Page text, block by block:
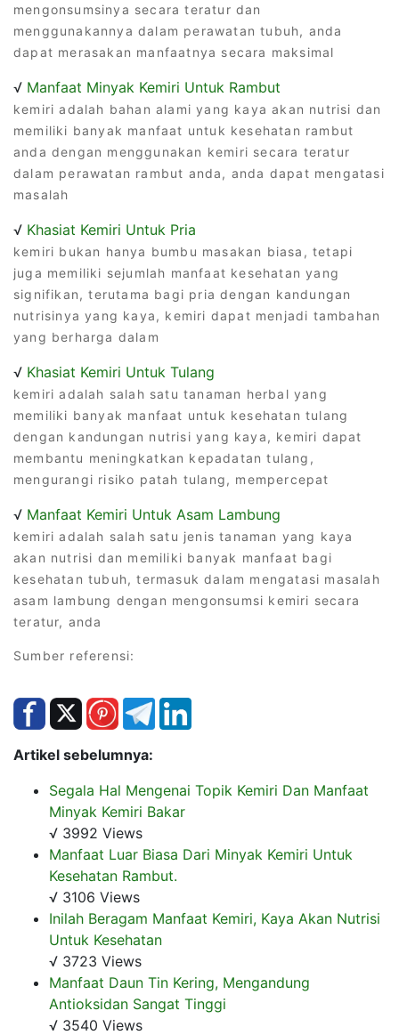
mengonsumsinya secara teratur dan
menggunakannya dalam perawatan tubuh, anda
dapat merasakan manfaatnya secara maksimal
√ Manfaat Minyak Kemiri Untuk Rambut
kemiri adalah bahan alami yang kaya akan nutrisi dan
memiliki banyak manfaat untuk kesehatan rambut
anda dengan menggunakan kemiri secara teratur
dalam perawatan rambut anda, anda dapat mengatasi
masalah
√ Khasiat Kemiri Untuk Pria
kemiri bukan hanya bumbu masakan biasa, tetapi
juga memiliki sejumlah manfaat kesehatan yang
signifikan, terutama bagi pria dengan kandungan
nutrisinya yang kaya, kemiri dapat menjadi tambahan
yang berharga dalam
√ Khasiat Kemiri Untuk Tulang
kemiri adalah salah satu tanaman herbal yang
memiliki banyak manfaat untuk kesehatan tulang
dengan kandungan nutrisi yang kaya, kemiri dapat
membantu meningkatkan kepadatan tulang,
mengurangi risiko patah tulang, mempercepat
√ Manfaat Kemiri Untuk Asam Lambung
kemiri adalah salah satu jenis tanaman yang kaya
akan nutrisi dan memiliki banyak manfaat bagi
kesehatan tubuh, termasuk dalam mengatasi masalah
asam lambung dengan mengonsumsi kemiri secara
teratur, anda
Sumber referensi:
Artikel sebelumnya:
Segala Hal Mengenai Topik Kemiri Dan Manfaat
Minyak Kemiri Bakar
√ 3992 Views
Manfaat Luar Biasa Dari Minyak Kemiri Untuk
Kesehatan Rambut.
√ 3106 Views
Inilah Beragam Manfaat Kemiri, Kaya Akan Nutrisi
Untuk Kesehatan
√ 3723 Views
Manfaat Daun Tin Kering, Mengandung
Antioksidan Sangat Tinggi
√ 3540 Views